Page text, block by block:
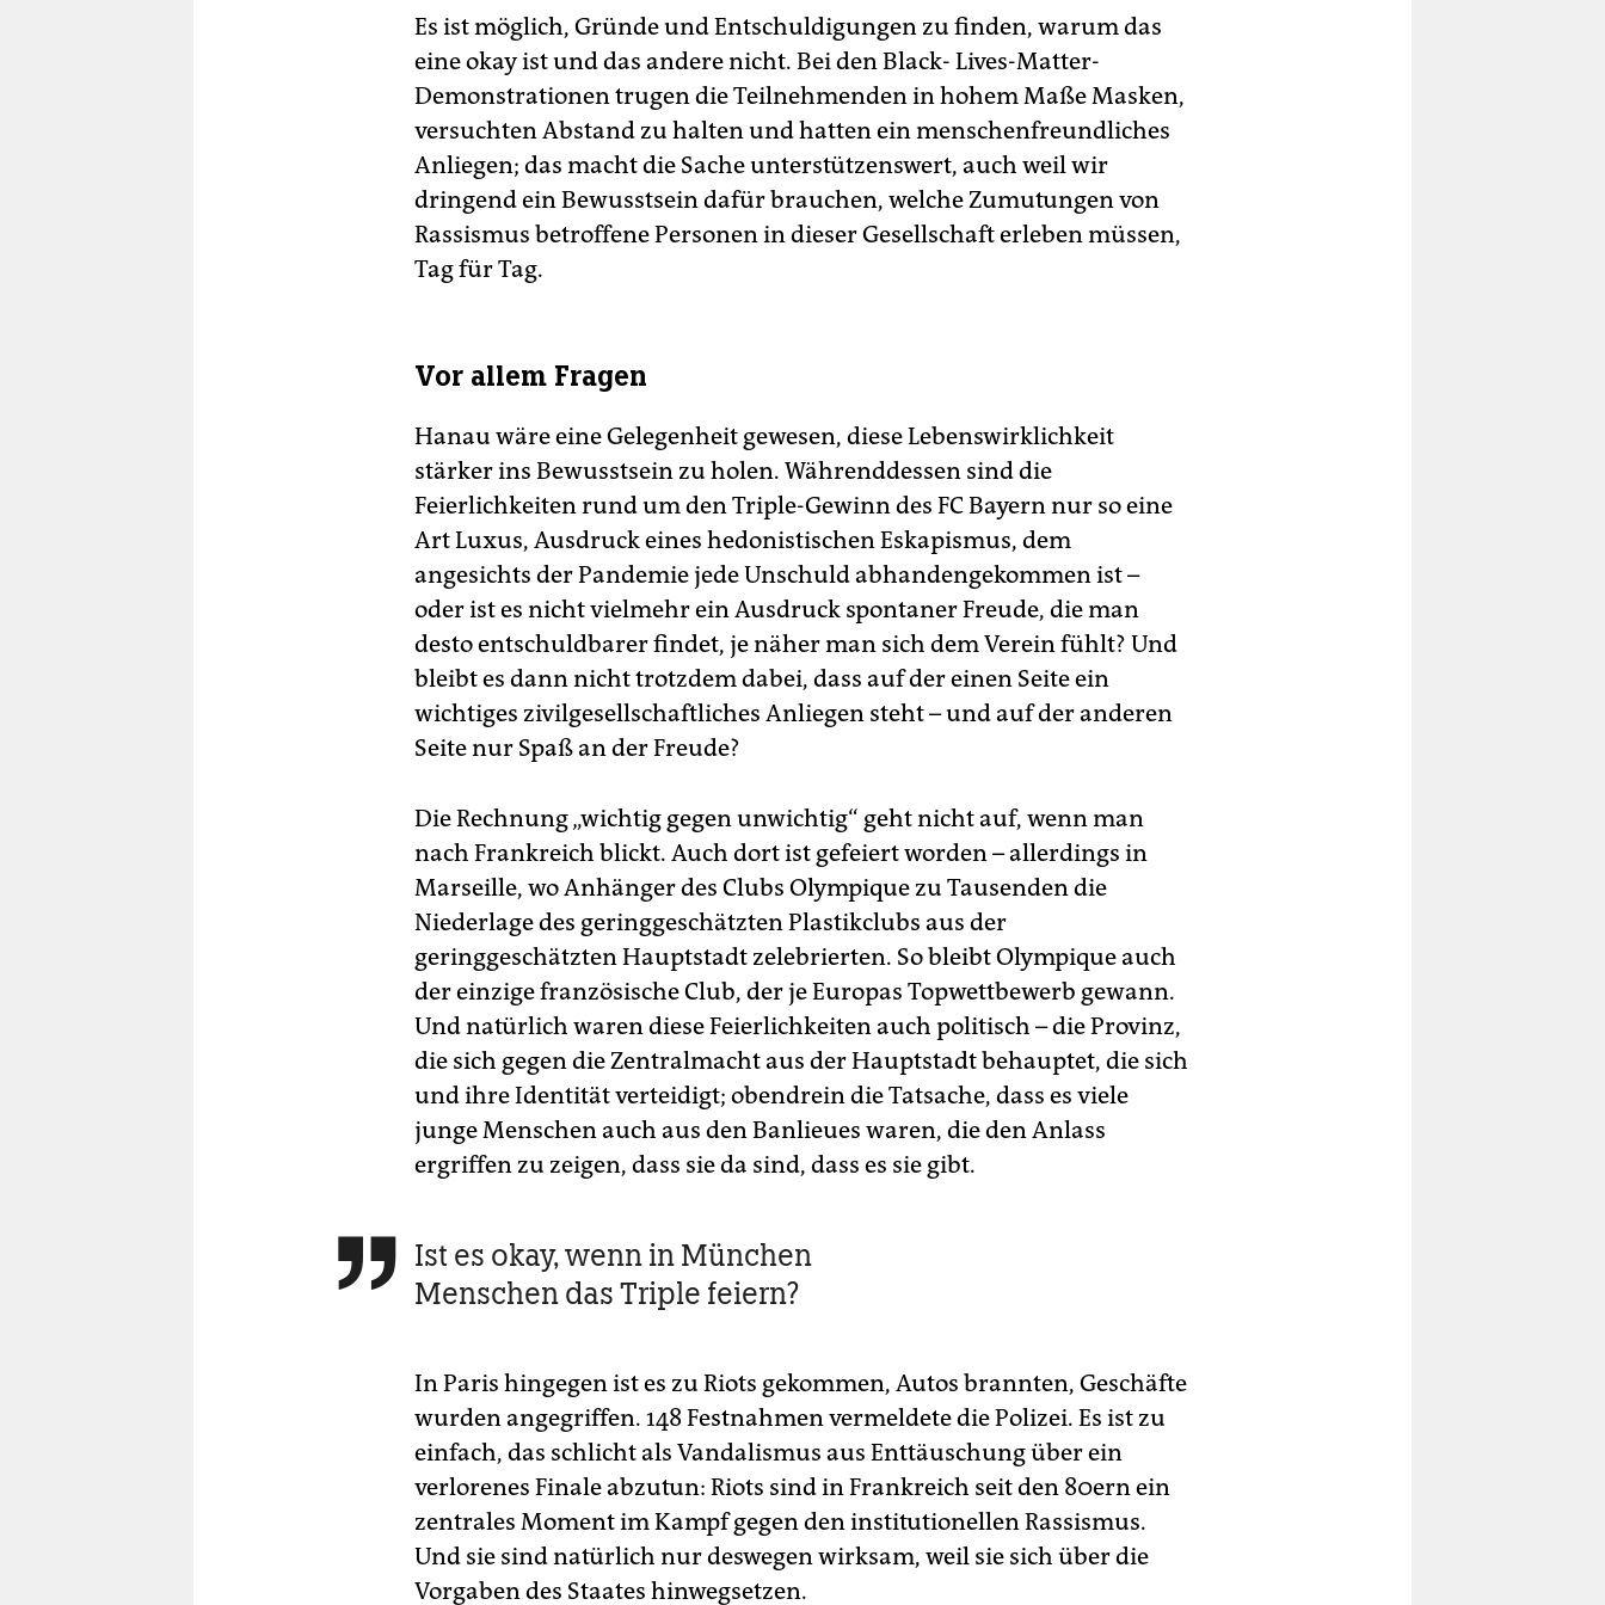
Es ist möglich, Gründe und Entschuldigungen zu finden, warum das
eine okay ist und das andere nicht. Bei den Black- Lives-Matter-
Demonstrationen trugen die Teilnehmenden in hohem Maße Masken,
versuchten Abstand zu halten und hatten ein menschenfreundliches
Anliegen; das macht die Sache unterstützenswert, auch weil wir
dringend ein Bewusstsein dafür brauchen, welche Zumutungen von
Rassismus betroffene Personen in dieser Gesellschaft erleben müssen,
Tag für Tag.
Vor allem Fragen
Hanau wäre eine Gelegenheit gewesen, diese Lebenswirklichkeit
stärker ins Bewusstsein zu holen. Währenddessen sind die
Feierlichkeiten rund um den Triple-Gewinn des FC Bayern nur so eine
Art Luxus, Ausdruck eines hedonistischen Eskapismus, dem
angesichts der Pandemie jede Unschuld abhandengekommen ist –
oder ist es nicht vielmehr ein Ausdruck spontaner Freude, die man
desto entschuldbarer findet, je näher man sich dem Verein fühlt? Und
bleibt es dann nicht trotzdem dabei, dass auf der einen Seite ein
wichtiges zivilgesellschaftliches Anliegen steht – und auf der anderen
Seite nur Spaß an der Freude?
Die Rechnung „wichtig gegen unwichtig“ geht nicht auf, wenn man
nach Frankreich blickt. Auch dort ist gefeiert worden – allerdings in
Marseille, wo Anhänger des Clubs Olympique zu Tausenden die
Niederlage des geringgeschätzten Plastikclubs aus der
geringgeschätzten Hauptstadt zelebrierten. So bleibt Olympique auch
der einzige französische Club, der je Europas Topwettbewerb gewann.
Und natürlich waren diese Feierlichkeiten auch politisch – die Provinz,
die sich gegen die Zentralmacht aus der Hauptstadt behauptet, die sich
und ihre Identität verteidigt; obendrein die Tatsache, dass es viele
junge Menschen auch aus den Ban­lieues waren, die den Anlass
ergriffen zu zeigen, dass sie da sind, dass es sie gibt.
 Ist es okay, wenn in München
Menschen das Triple feiern?
In Paris hingegen ist es zu Riots gekommen, Autos brannten, Geschäfte
wurden angegriffen. 148 Festnahmen vermeldete die Polizei. Es ist zu
einfach, das schlicht als Vandalismus aus Enttäuschung über ein
verlorenes Finale abzutun: Riots sind in Frankreich seit den 80ern ein
zentrales Moment im Kampf gegen den institutionellen Rassismus.
Und sie sind natürlich nur deswegen wirksam, weil sie sich über die
Vorgaben des Staates hinwegsetzen.